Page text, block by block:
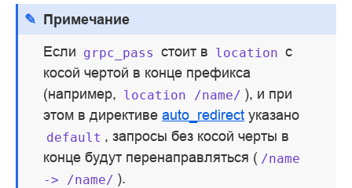
Примечание
Если grpc_pass стоит в location с
косой чертой в конце префикса
(например, location /name/ ), и при
этом в директивеauto_redirect указано
default , запросы без косой черты в
конце будут перенаправляться ( /name
->
/name/ ).